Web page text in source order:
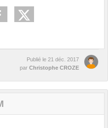
Publié le 21 déc. 2017
par Christophe CROZE